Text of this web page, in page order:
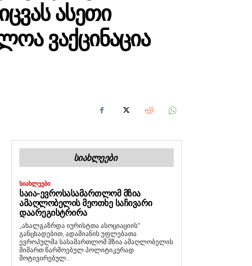
ᲐᲡᲔᲗᲘ
ᲕᲐᲥᲪᲘᲜᲐᲪᲘᲐ
ᲡᲘᲐᲮᲚᲔᲔᲑᲘ
ᲡᲘᲐᲮᲚᲔᲔᲑᲘ
ᲡᲐᲘᲐ-ᲔᲕᲠᲝᲡᲐᲡᲐᲛᲐᲠᲗᲚᲝᲛ ᲛᲖᲘᲐ
ᲐᲛᲐᲦᲚᲝᲑᲔᲚᲘᲡ ᲛᲔᲝᲗᲮᲔ ᲡᲐᲩᲘᲕᲐᲠᲘ
ᲓᲐᲐᲠᲔᲒᲘᲡᲢᲠᲘᲠᲐ
„ახალგაზრდა იურისტთა ასოციაციის“
განცხადებით, ადამიანის უფლებათა
ევროპულმა სასამართლომ მზია ამაღლობელის
მიმართ წარმოებულ პოლიტიკურად
მოტივირებულ...